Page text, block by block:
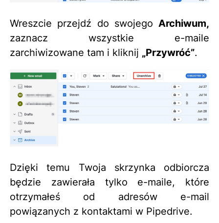
Wreszcie przejdź do swojego Archiwum,
zaznacz wszystkie e-maile
zarchiwizowane tam i kliknij „Przywróć”.
Dzięki temu Twoja skrzynka odbiorcza
będzie zawierała tylko e-maile, które
otrzymałeś od adresów e-mail
powiązanych z kontaktami w Pipedrive.